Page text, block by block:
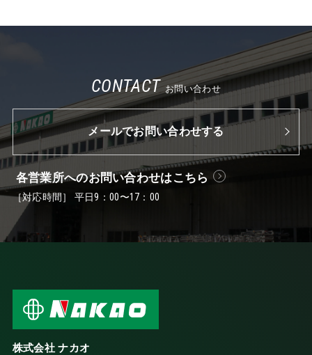
CONTACT お問い合わせ
メールでお問い合わせする
各営業所へのお問い合わせはこちら
［対応時間］ 平日9：00〜17：00
株式会社 ナカオ